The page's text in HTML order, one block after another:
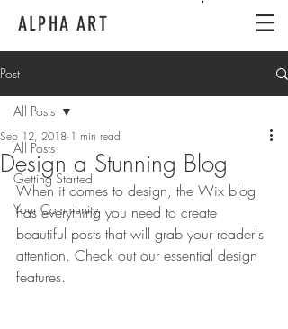
ALPHA ART
Post
All Posts
Getting Started
Your Community
All Posts
Design a Stunning Blog
Sep 12, 2018 1 min read
When it comes to design, the Wix blog
has everything you need to create
beautiful posts that will grab your reader's
attention. Check out our essential design
features.